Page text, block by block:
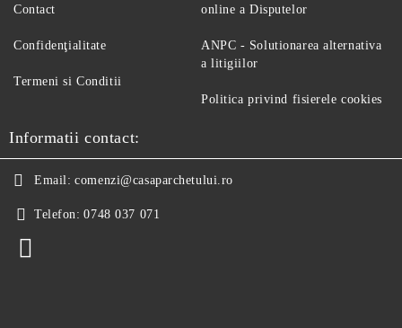
Contact
Confidenţialitate
Termeni si Conditii
online a Disputelor
ANPC - Solutionarea alternativa
a litigiilor
Politica privind fisierele cookies
Informatii contact:
Email: comenzi@casaparchetului.ro
Telefon: 0748 037 071